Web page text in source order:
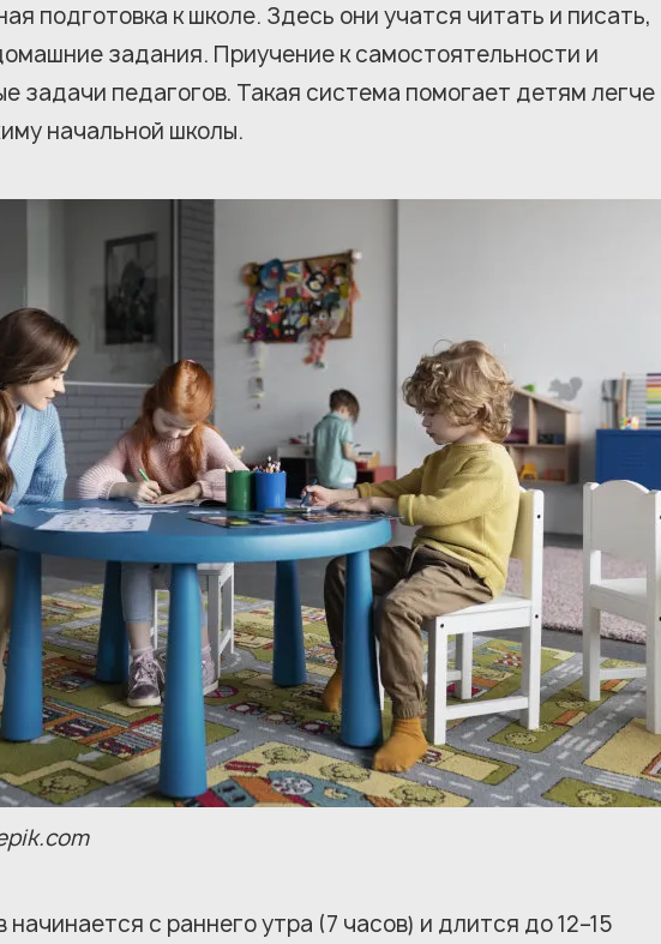
подготовка к школе. Здесь они учатся читать и писать,
задания. Приучение к самостоятельности и
задачи педагогов. Такая система помогает детям легче
начальной школы.
с раннего утра (7 часов) и длится до 12–15